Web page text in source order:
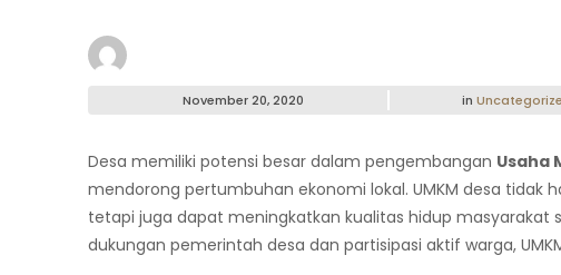
November 20, 2020 in
Desa memiliki potensi besar dalam pengembangan Usaha
mendorong pertumbuhan ekonomi lokal. UMKM desa
tetapi juga dapat meningkatkan kualitas hidup
dukungan pemerintah desa dan partisipasi aktif warga,